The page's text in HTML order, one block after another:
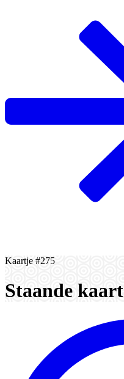
Kaartje #275
Staande kaart